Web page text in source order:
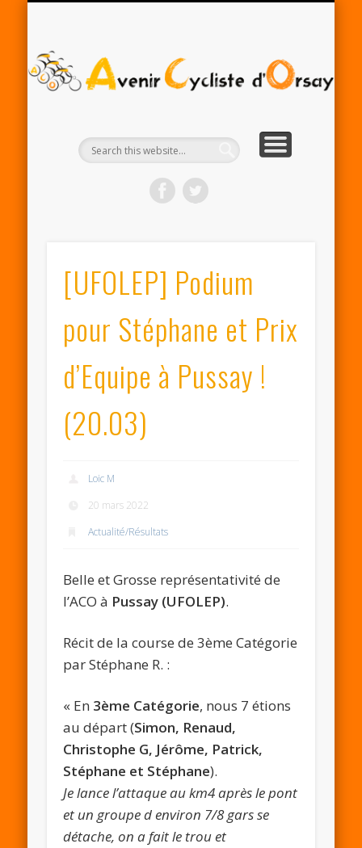
[UFOLEP] Podium
pour Stéphane et Prix
d’Equipe à Pussay !
(20.03)
Loic M
20 mars 2022
Actualité/Résultats
Belle et Grosse représentativité de
l’ACO à Pussay (UFOLEP).
Récit de la course de 3ème Catégorie
par Stéphane R. :
« En 3ème Catégorie, nous 7 étions
au départ (Simon, Renaud,
Christophe G, Jérôme, Patrick,
Stéphane et Stéphane).
Je lance l’attaque au km4 après le pont
et un groupe d environ 7/8 gars se
détache, on a fait le trou et